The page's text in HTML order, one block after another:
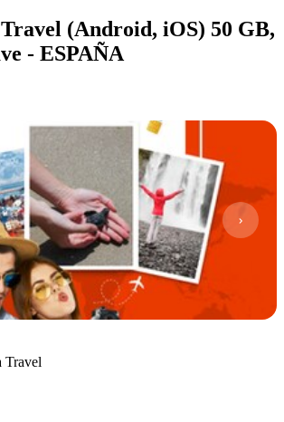
(Android, iOS) 50 GB,
- ESPAÑA
Travel